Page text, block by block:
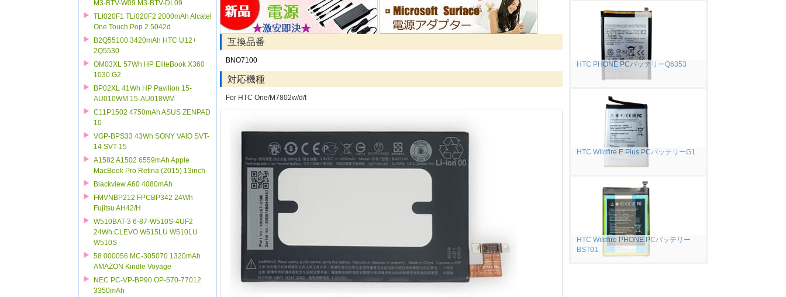
M3-BTV-W09 M3-BTV-DL09
TLI020F1 TLi020F2 2000mAh Alcatel
One Touch Pop 2 5042d
B2Q55100 3420mAh HTC U12+
2Q5530
OM03XL 57Wh HP EliteBook X360
1030 G2
BP02XL 41Wh HP Pavilion 15-
AU010WM 15-AU018WM
C11P1502 4750mAh ASUS ZENPAD
10
VGP-BPS33 43Wh SONY VAIO SVT-
14 SVT-15
A1582 A1502 6559mAh Apple
MacBook Pro Retina (2015) 13inch
Blackview A60 4080mAh
FMVNBP212 FPCBP342 24Wh
Fujitsu AH42/H
W510BAT-3 6-87-W510S-4UF2
24Wh CLEVO W515LU W510LU
W510S
58 000056 MC-305070 1320mAh
AMAZON Kindle Voyage
NEC PC-VP-BP90 OP-570-77012
3350mAh
互換品番
BNO7100
対応機種
For HTC One/M7802w/d/t
HTC PHONE PCバッテリーQ6353
HTC Wildfire E Plus PCバッテリーG1
HTC Wildfire PHONE PCバッテリー
BST01